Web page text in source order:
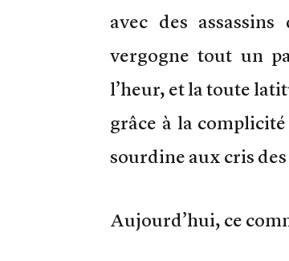
avec des
vergogne tout un
l’heur, et la toute
grâce à la
sourdine aux cris
Aujourd’hui, ce